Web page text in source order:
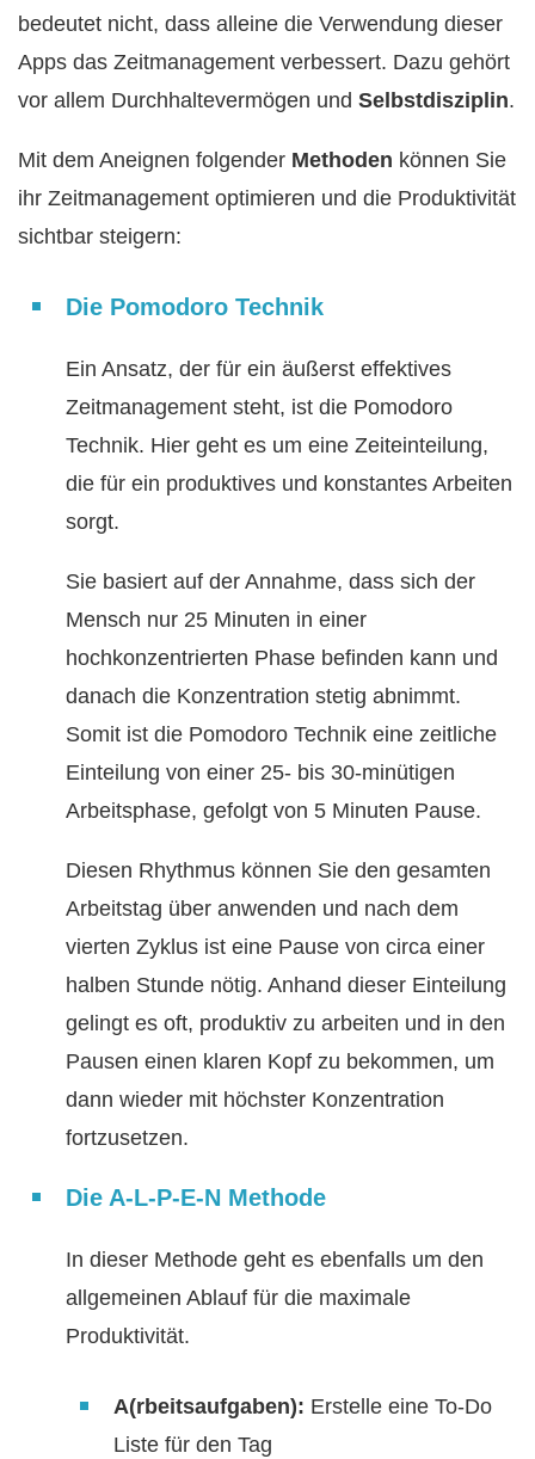
bedeutet nicht, dass alleine die Verwendung dieser
Apps das Zeitmanagement verbessert. Dazu gehört
vor allem Durchhaltevermögen und Selbstdisziplin.
Mit dem Aneignen folgender Methoden können Sie
ihr Zeitmanagement optimieren und die Produktivität
sichtbar steigern:
Die Pomodoro Technik
Ein Ansatz, der für ein äußerst effektives
Zeitmanagement steht, ist die Pomodoro
Technik. Hier geht es um eine Zeiteinteilung,
die für ein produktives und konstantes Arbeiten
sorgt.
Sie basiert auf der Annahme, dass sich der
Mensch nur 25 Minuten in einer
hochkonzentrierten Phase befinden kann und
danach die Konzentration stetig abnimmt.
Somit ist die Pomodoro Technik eine zeitliche
Einteilung von einer 25- bis 30-minütigen
Arbeitsphase, gefolgt von 5 Minuten Pause.
Diesen Rhythmus können Sie den gesamten
Arbeitstag über anwenden und nach dem
vierten Zyklus ist eine Pause von circa einer
halben Stunde nötig. Anhand dieser Einteilung
gelingt es oft, produktiv zu arbeiten und in den
Pausen einen klaren Kopf zu bekommen, um
dann wieder mit höchster Konzentration
fortzusetzen.
Die A-L-P-E-N Methode
In dieser Methode geht es ebenfalls um den
allgemeinen Ablauf für die maximale
Produktivität.
A(rbeitsaufgaben): Erstelle eine To-Do
Liste für den Tag